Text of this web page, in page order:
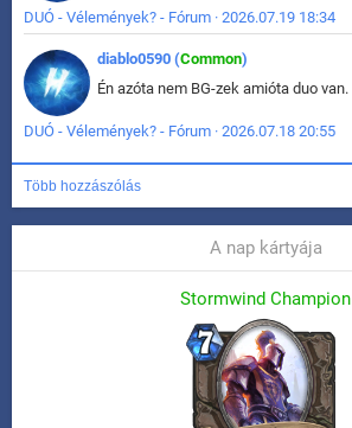
DUÓ - Vélemények? - Fórum · 2026.07.19 18:34
diablo0590 (Common)
DUÓ - Vélemények? - Fórum · 2026.07.18 20:55
Több hozzászólás
A nap kártyája
Stormwind Champion